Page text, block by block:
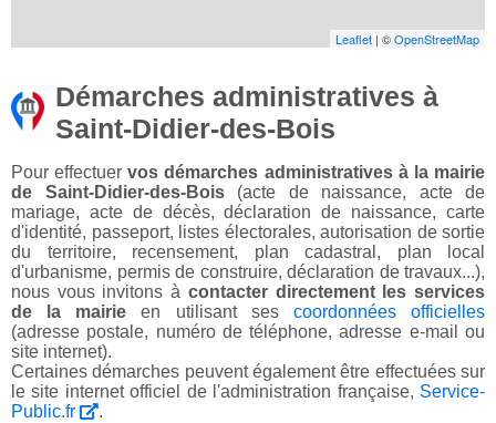
Leaflet | ©OpenStreetMap
Démarches administratives à
Saint-Didier-des-Bois
Pour effectuervos démarches administratives à la mairie
de Saint-Didier-des-Bois(acte de naissance, acte de
mariage, acte de décès, déclaration de naissance, carte
d'identité, passeport, listes électorales, autorisation de sortie
du territoire, recensement, plan cadastral, plan local
d'urbanisme, permis de construire, déclaration de travaux...),
nous vous invitons à contacter directement les services
de la mairie en utilisant ses coordonnées officielles
(adresse postale, numéro de téléphone, adresse e-mail ou
site internet).
Certaines démarches peuvent également être effectuées sur
le site internet officiel de l'administration française, Service-
Public.fr
.